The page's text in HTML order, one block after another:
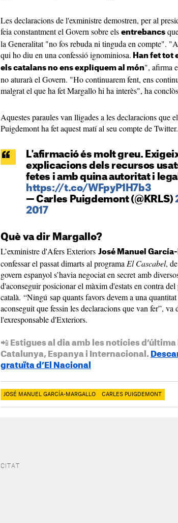
Les declaracions de l'exministre demostren, per al
feia constantment el Govern sobre els entrebancs
la Generalitat "no fos rebuda ni tinguda en compte".
qui ho diu en una confessió ignominiosa. Han fet tot
els catalans no ens expliquem al món", afirma
no aturarà el Govern. "Ho continuarem fent, ens
malgrat el que ha fet Margallo hi ha interès", ha
Aquestes paraules van lligades a les declaracions que
Puigdemont ha fet aquest matí al seu compte de Twitter.
L'afirmació és molt greu.
explicacions dels recursos
fetes i amb quina autoritat i
https://t.co/WFpyP1H7b3
— Carles Puigdemont (@KRLS)
2017
Què va dir Margallo?
L’exministre d'Afers Exteriors José Manuel
confessar el passat dimarts al programa El Cascabel,
govern espanyol s’havia negociat en secret amb
d'aconseguir posicionar el màxim d'estats en contra del
català. “Ningú sap quants favors devem a una
aconseguit que fessin les declaracions que van fer”, va
l'exresponsable d'Exteriors.
📲 Estigues al dia amb les notícies d’última
Catalunya, Espanya i Internacional.
gratuïta d’El Nacional
JOSÉ MANUEL GARCÍA-MARGALLO CARLES PUIGDEMONT